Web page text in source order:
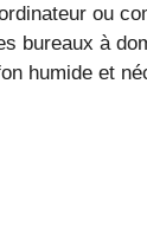
ou
bureaux à
humide et